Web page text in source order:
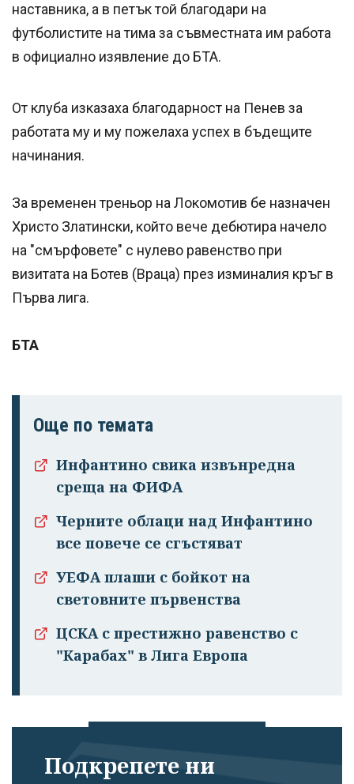
Успешно
наставника, а в петък той благодари на
футболистите на тима за съвместната им работа
в официално изявление до БТА.
От клуба изказаха благодарност на Пенев за
работата му и му пожелаха успех в бъдещите
начинания.
За временен треньор на Локомотив бе назначен
Христо Златински, който вече дебютира начело
на "смърфовете" с нулево равенство при
визитата на Ботев (Враца) през изминалия кръг в
Първа лига.
БТА
Още по темата
Инфантино свика извънредна
среща на ФИФА
Черните облаци над Инфантино
все повече се сгъстяват
УЕФА плаши с бойкот на
световните първенства
ЦСКА с престижно равенство с
"Карабах" в Лига Европа
Подкрепете ни